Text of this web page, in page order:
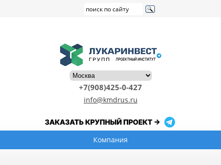
+7(908)425-0-427
info@kmdrus.ru
Компания